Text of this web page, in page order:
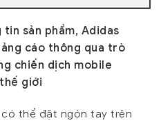
sản phẩm, Adidas
cáo thông qua trò
chiến dịch mobile
giới
thể đặt ngón tay trên